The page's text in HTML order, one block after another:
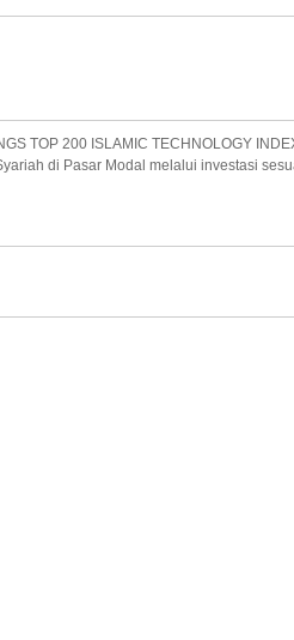
TOP 200 ISLAMIC TECHNOLOGY
di Pasar Modal melalui investasi